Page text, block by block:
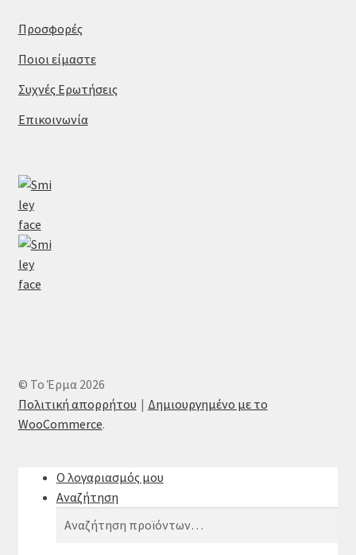
Προσφορές
Ποιοι είμαστε
Συχνές Ερωτήσεις
Επικοινωνία
© Το Έρμα 2026
Πολιτική απορρήτου
Δημιουργημένο με το
WooCommerce.
Ο λογαριασμός μου
Αναζήτηση
Αναζήτηση
Αναζήτηση